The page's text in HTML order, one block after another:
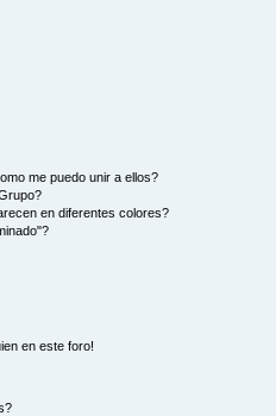
me puedo unir a ellos?
en diferentes colores?
en este foro!